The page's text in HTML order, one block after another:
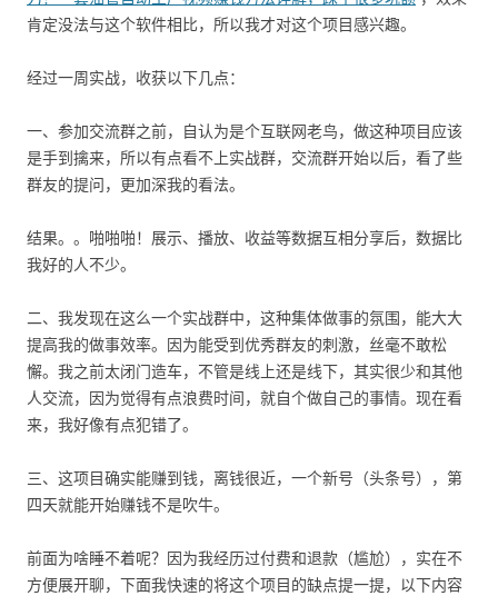
肯定没法与这个软件相比，所以我才对这个项目感兴趣。
经过一周实战，收获以下几点：
一、参加交流群之前，自认为是个互联网老鸟，做这种项目应该
是手到擒来，所以有点看不上实战群，交流群开始以后，看了些
群友的提问，更加深我的看法。
结果。。啪啪啪！展示、播放、收益等数据互相分享后，数据比
我好的人不少。
二、我发现在这么一个实战群中，这种集体做事的氛围，能大大
提高我的做事效率。因为能受到优秀群友的刺激，丝毫不敢松
懈。我之前太闭门造车，不管是线上还是线下，其实很少和其他
人交流，因为觉得有点浪费时间，就自个做自己的事情。现在看
来，我好像有点犯错了。
三、这项目确实能赚到钱，离钱很近，一个新号（头条号），第
四天就能开始赚钱不是吹牛。
前面为啥睡不着呢？因为我经历过付费和退款（尴尬），实在不
方便展开聊，下面我快速的将这个项目的缺点提一提，以下内容